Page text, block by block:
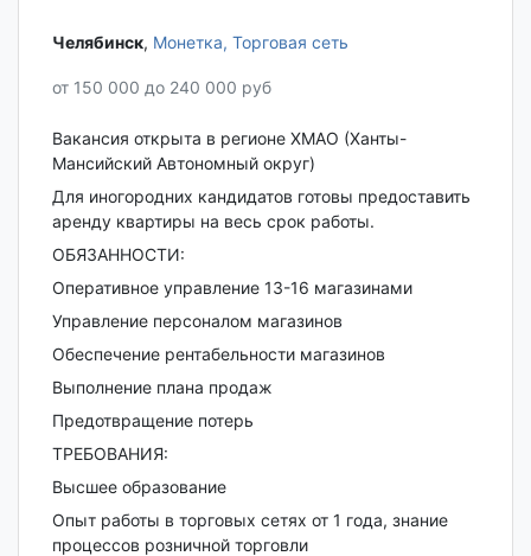
Челябинск‎, Монетка, Торговая сеть
от 150 000 до 240 000 руб
Вакансия открыта в регионе ХМАО (Ханты-
Мансийский Автономный округ)
Для иногородних кандидатов готовы предоставить
аренду квартиры на весь срок работы.
ОБЯЗАННОСТИ:
Оперативное управление 13-16 магазинами
Управление персоналом магазинов
Обеспечение рентабельности магазинов
Выполнение плана продаж
Предотвращение потерь
ТРЕБОВАНИЯ:
Высшее образование
Опыт работы в торговых сетях от 1 года, знание
процессов розничной торговли